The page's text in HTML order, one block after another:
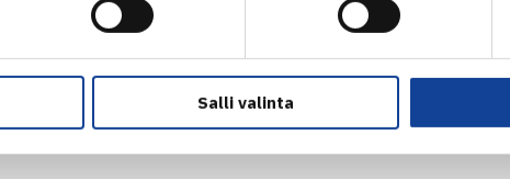
Salli valinta
oli karsintojen ykkössijoitettu kovatasoisessa W75 ITF-
jossa kilpailun kolmanneksi sijoitettuDespina
kolmessa erässä. Suomalaisista kilpailun karsinnoissa pelasi
kärsi tappion ensimmäisessä ottelussaan.